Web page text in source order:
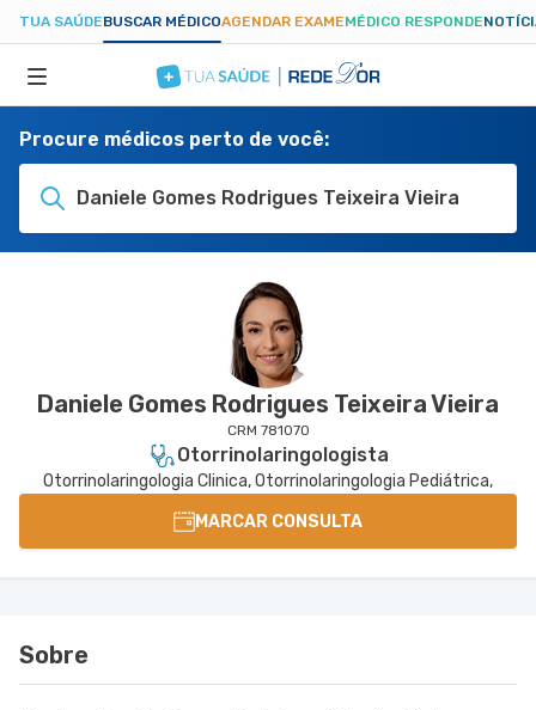
TUA SAÚDEBUSCAR MÉDICOAGENDAR EXAMEMÉDICO RESPONDE
ESPECIALIDADES
Procure médicos perto de você:
Daniele Gomes Rodrigues Teixeira Vieira
Daniele Gomes Rodrigues Teixeira Vieira
CRM 781070
Otorrinolaringologista
Otorrinolaringologia Clinica, Otorrinolaringologia Pediátrica,
MARCAR CONSULTA
Sobre